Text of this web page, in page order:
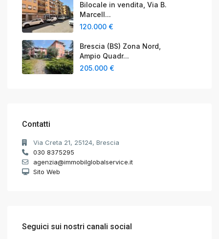
Bilocale in vendita, Via B.
Marcell...
120.000 €
Brescia (BS) Zona Nord,
Ampio Quadr...
205.000 €
Contatti
Via Creta 21, 25124, Brescia
030 8375295
agenzia@immobilglobalservice.it
Sito Web
Seguici sui nostri canali social